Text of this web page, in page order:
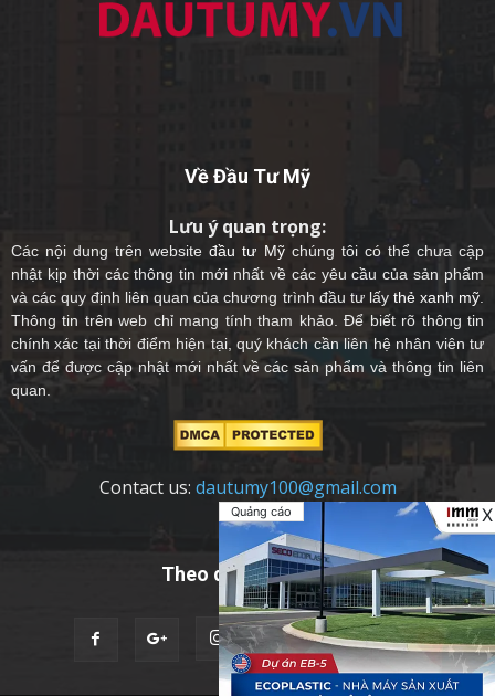
Quảng cáo X
Về Đầu Tư Mỹ
Lưu ý quan trọng:
Các nội dung trên websiteđầu tư Mỹchúng tôi có thể chưa cập
nhật kịp thời các thông tin mới nhất về các yêu cầu của sản phẩm
và các quy định liên quan của chương trình đầu tư lấy thẻ xanh mỹ
Thông tin trên web chỉ mang tính tham khảo. Để biết rõ thông tin
chính xác tại thời điểm hiện tại, quý khách cần liên hệ nhân viên tư
vấn để được cập nhật mới nhất về các sản phẩm và thông tin liên
quan.
Contact us: dautumy100@gmail.com
Theo dõi chúng tôi